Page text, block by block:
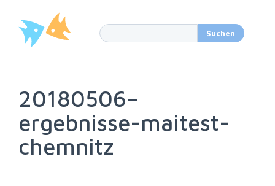
20180506–
ergebnisse-maitest-
chemnitz